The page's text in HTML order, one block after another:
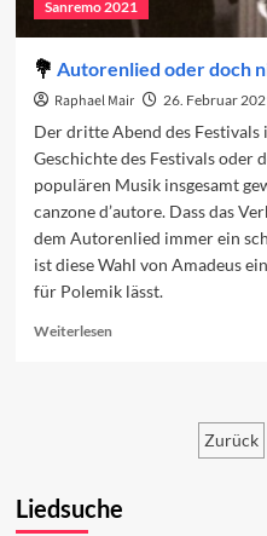
Sanremo 2021
Autorenlied oder doch
Raphael Mair 26. Februar
Der dritte Abend des Festivals
Geschichte des Festivals oder
populären Musik insgesamt
canzone d’autore. Dass das
dem Autorenlied immer ein
ist diese Wahl von Amadeus
für Polemik lässt.
WeiterlesenRead
Zurück
Liedsuche